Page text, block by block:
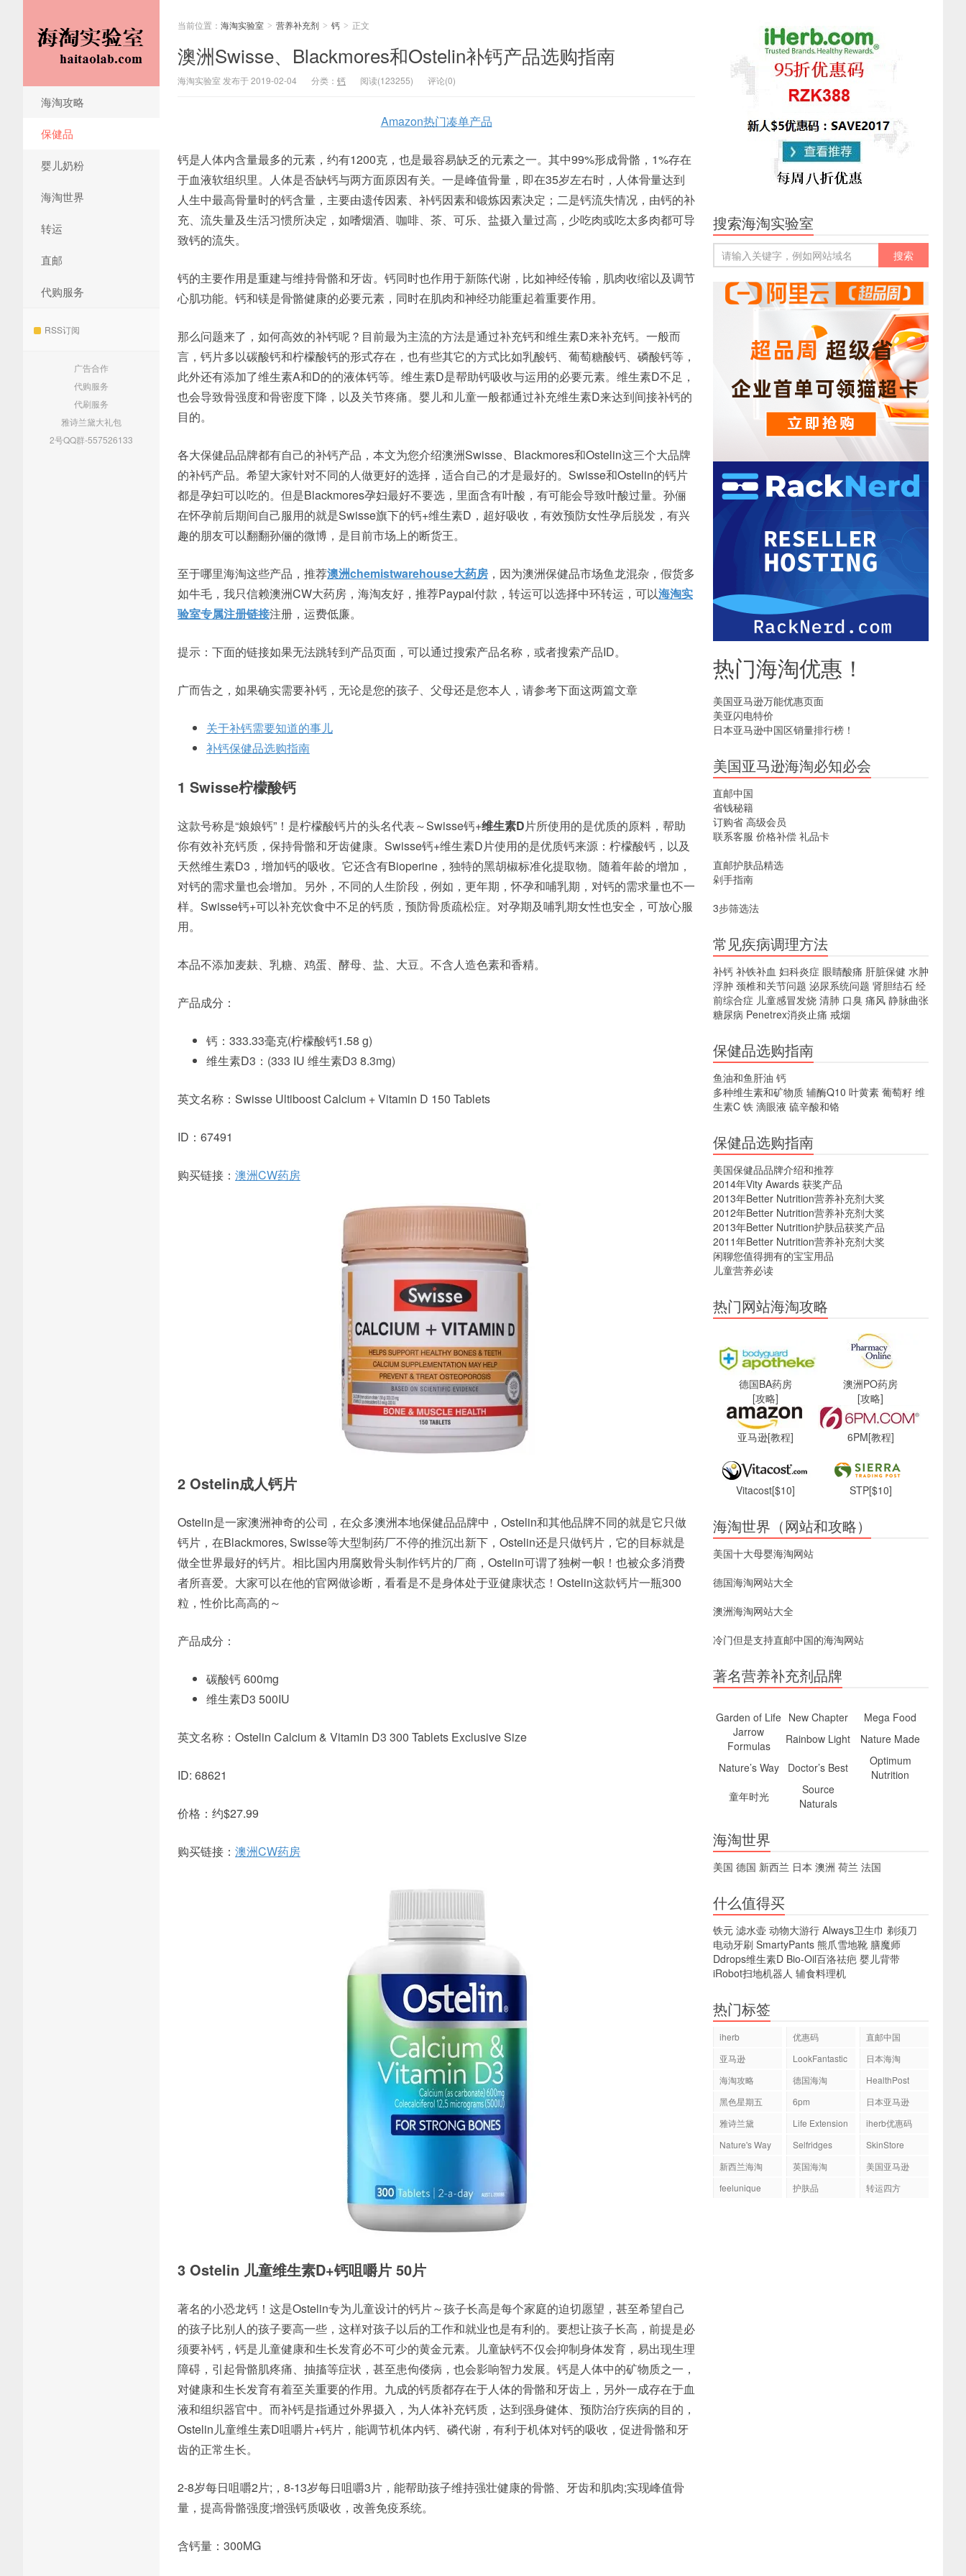
海淘攻略
保健品
婴儿奶粉
海淘世界
转运
直邮
代购服务
RSS订阅
广告合作
代购服务
代刷服务
雅诗兰黛大礼包
2号QQ群-557526133
当前位置： 海淘实验室 > 营养补充剂 > 钙 > 正文
澳洲Swisse、Blackmores和Ostelin补钙产品选购指南
海淘实验室 发布于 2019-02-04 分类： 钙 阅读(123255) 评论(0)
Amazon热门凑单产品
钙是人体内含量最多的元素，约有1200克，也是最容易缺乏的元素之一。其中99%形成骨骼，1%存在
于血液软组织里。人体是否缺钙与两方面原因有关。一是峰值骨量，即在35岁左右时，人体骨量达到
人生中最高骨量时的钙含量，主要由遗传因素、补钙因素和锻炼因素决定；二是钙流失情况，由钙的补
充、流失量及生活习惯所决定，如嗜烟酒、咖啡、茶、可乐、盐摄入量过高，少吃肉或吃太多肉都可导
致钙的流失。
钙的主要作用是重建与维持骨骼和牙齿。钙同时也作用于新陈代谢，比如神经传输，肌肉收缩以及调节
心肌功能。钙和镁是骨骼健康的必要元素，同时在肌肉和神经功能重起着重要作用。
那么问题来了，如何高效的补钙呢？目前最为主流的方法是通过补充钙和维生素D来补充钙。一般而
言，钙片多以碳酸钙和柠檬酸钙的形式存在，也有些其它的方式比如乳酸钙、葡萄糖酸钙、磷酸钙等，
此外还有添加了维生素A和D的的液体钙等。维生素D是帮助钙吸收与运用的必要元素。维生素D不足，
也会导致骨强度和骨密度下降，以及关节疼痛。婴儿和儿童一般都通过补充维生素D来达到间接补钙的
目的。
各大保健品品牌都有自己的补钙产品，本文为您介绍澳洲Swisse、Blackmores和Ostelin这三个大品牌
的补钙产品。希望大家针对不同的人做更好的选择，适合自己的才是最好的。Swisse和Ostelin的钙片
都是孕妇可以吃的。但是Blackmores孕妇最好不要选，里面含有叶酸，有可能会导致叶酸过量。孙俪
在怀孕前后期间自己服用的就是Swisse旗下的钙+维生素D，超好吸收，有效预防女性孕后脱发，有兴
趣的朋友可以翻翻孙俪的微博，是目前市场上的断货王。
至于哪里海淘这些产品，推荐澳洲chemistwarehouse大药房 ，因为澳洲保健品市场鱼龙混杂，假货多
如牛毛，我只信赖澳洲CW大药房，海淘友好，推荐Paypal付款，转运可以选择中环转运，可以海淘实
验室专属注册链接注册，运费低廉。
提示：下面的链接如果无法跳转到产品页面，可以通过搜索产品名称，或者搜索产品ID。
广而告之，如果确实需要补钙，无论是您的孩子、父母还是您本人，请参考下面这两篇文章
关于补钙需要知道的事儿
补钙保健品选购指南
1 Swisse柠檬酸钙
这款号称是“娘娘钙”！是柠檬酸钙片的头名代表～Swisse钙+维生素D片所使用的是优质的原料，帮助
你有效补充钙质，保持骨骼和牙齿健康。Swisse钙+维生素D片使用的是优质钙来源：柠檬酸钙，以及
天然维生素D3，增加钙的吸收。它还含有Bioperine，独特的黑胡椒标准化提取物。随着年龄的增加，
对钙的需求量也会增加。另外，不同的人生阶段，例如，更年期，怀孕和哺乳期，对钙的需求量也不一
样。Swisse钙+可以补充饮食中不足的钙质，预防骨质疏松症。对孕期及哺乳期女性也安全，可放心服
用。
本品不添加麦麸、乳糖、鸡蛋、酵母、盐、大豆。不含人造色素和香精。
产品成分：
钙：333.33毫克(柠檬酸钙1.58 g)
维生素D3：(333 IU 维生素D3 8.3mg)
英文名称：Swisse Ultiboost Calcium + Vitamin D 150 Tablets
ID：67491
购买链接： 澳洲CW药房
2 Ostelin成人钙片
Ostelin是一家澳洲神奇的公司，在众多澳洲本地保健品品牌中，Ostelin和其他品牌不同的就是它只做
钙片，在Blackmores, Swisse等大型制药厂不停的推沉出新下，Ostelin还是只做钙片，它的目标就是
做全世界最好的钙片。相比国内用腐败骨头制作钙片的厂商，Ostelin可谓了独树一帜！也被众多消费
者所喜爱。大家可以在他的官网做诊断，看看是不是身体处于亚健康状态！Ostelin这款钙片一瓶300
粒，性价比高高的～
产品成分：
碳酸钙 600mg
维生素D3 500IU
英文名称：Ostelin Calcium & Vitamin D3 300 Tablets Exclusive Size
ID: 68621
价格：约$27.99
购买链接： 澳洲CW药房
3 Ostelin 儿童维生素D+钙咀嚼片 50片
著名的小恐龙钙！这是Ostelin专为儿童设计的钙片～孩子长高是每个家庭的迫切愿望，甚至希望自己
的孩子比别人的孩子要高一些，这样对孩子以后的工作和就业也是有利的。要想让孩子长高，前提是必
须要补钙，钙是儿童健康和生长发育必不可少的黄金元素。儿童缺钙不仅会抑制身体发育，易出现生理
障碍，引起骨骼肌疼痛、抽搐等症状，甚至患佝偻病，也会影响智力发展。钙是人体中的矿物质之一，
对健康和生长发育有着至关重要的作用。九成的钙质都存在于人体的骨骼和牙齿上，另外一成存在于血
液和组织器官中。而补钙是指通过外界摄入，为人体补充钙质，达到强身健体、预防治疗疾病的目的，
Ostelin儿童维生素D咀嚼片+钙片，能调节机体内钙、磷代谢，有利于机体对钙的吸收，促进骨骼和牙
齿的正常生长。
2-8岁每日咀嚼2片;，8-13岁每日咀嚼3片，能帮助孩子维持强壮健康的骨骼、牙齿和肌肉;实现峰值骨
量，提高骨骼强度;增强钙质吸收，改善免疫系统。
含钙量：300MG
搜索海淘实验室
热门海淘优惠！
美国亚马逊万能优惠页面
美亚闪电特价
日本亚马逊中国区销量排行榜！
美国亚马逊海淘必知必会
直邮中国
省钱秘籍
订购省 高级会员
联系客服 价格补偿 礼品卡
直邮护肤品精选
剁手指南
3步筛选法
常见疾病调理方法
补钙 补铁补血 妇科炎症 眼睛酸痛 肝脏保健 水肿
浮肿 颈椎和关节问题 泌尿系统问题 肾胆结石 经
前综合症 儿童感冒发烧 清肺 口臭 痛风 静脉曲张
糖尿病 Penetrex消炎止痛 戒烟
保健品选购指南
鱼油和鱼肝油 钙
多种维生素和矿物质 辅酶Q10 叶黄素 葡萄籽 维
生素C 铁 滴眼液 硫辛酸和铬
保健品选购指南
美国保健品品牌介绍和推荐
2014年Vity Awards 获奖产品
2013年Better Nutrition营养补充剂大奖
2012年Better Nutrition营养补充剂大奖
2013年Better Nutrition护肤品获奖产品
2011年Better Nutrition营养补充剂大奖
闲聊您值得拥有的宝宝用品
儿童营养必读
热门网站海淘攻略
德国BA药房
[攻略]
澳洲PO药房
[攻略]
亚马逊[教程] 6PM[教程]
Vitacost[$10] STP[$10]
海淘世界（网站和攻略）
美国十大母婴海淘网站
德国海淘网站大全
澳洲海淘网站大全
冷门但是支持直邮中国的海淘网站
著名营养补充剂品牌
Garden of Life New Chapter
Mega Food
Jarrow
Formulas
Rainbow Light
Nature Made
Nature’s Way
Doctor’s Best
Optimum
Nutrition
童年时光
Source
Naturals
海淘世界
美国 德国 新西兰 日本 澳洲 荷兰 法国
什么值得买
铁元 滤水壶 动物大游行 Always卫生巾 剃须刀
电动牙刷 SmartyPants 熊爪雪地靴 膳魔师
Ddrops维生素D Bio-Oil百洛祛疤 婴儿背带
iRobot扫地机器人 辅食料理机
热门标签
iherb 优惠码
直邮中国
亚马逊
LookFantastic
日本海淘
海淘攻略
德国海淘
HealthPost
黑色星期五
6pm
日本亚马逊
雅诗兰黛
Life Extension
iherb优惠码
Nature's Way
Selfridges
SkinStore
新西兰海淘
英国海淘
美国亚马逊
feelunique
护肤品 转运四方